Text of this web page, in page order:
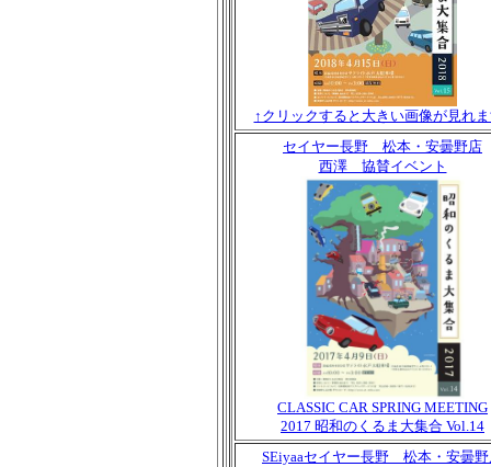
↑クリックすると大きい画像が見れ
セイヤー長野 松本・安曇野店
西澤 協賛イベント
CLASSIC CAR SPRING MEETING
2017 昭和のくるま大集合 Vol.14
SEiyaaセイヤー長野 松本・安曇野